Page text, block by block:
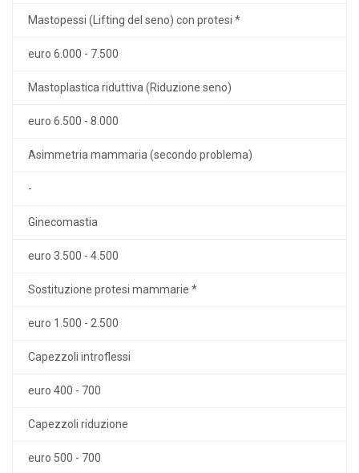
Mastopessi (Lifting del seno) con protesi *
euro 6.000 - 7.500
Mastoplastica riduttiva (Riduzione seno)
euro 6.500 - 8.000
Asimmetria mammaria (secondo problema)
-
Ginecomastia
euro 3.500 - 4.500
Sostituzione protesi mammarie *
euro 1.500 - 2.500
Capezzoli introflessi
euro 400 - 700
Capezzoli riduzione
euro 500 - 700